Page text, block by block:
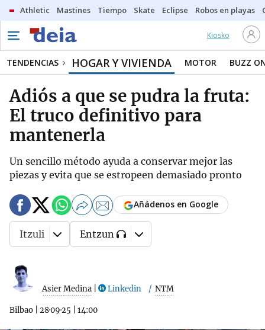
Athletic Mastines Tiempo Skate Eclipse Robos en playas
Kiosko
TENDENCIAS HOGAR Y VIVIENDA MOTOR BUZZ
Adiós a que se pudra la fruta:
El truco definitivo para
mantenerla
Un sencillo método ayuda a conservar mejor las
piezas y evita que se estropeen demasiado pronto
Asier Medina Linkedin NTM
Bilbao 28·09·25 14:00
Añádenos en Google
Itzuli Entzun